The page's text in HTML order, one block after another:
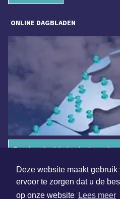
Deze website maakt
ervoor te zorgen dat u de
op onze website Lees meer
ONLINE DAGBLADEN
Overige dagbladen in de regio
Algemene voorwaarden